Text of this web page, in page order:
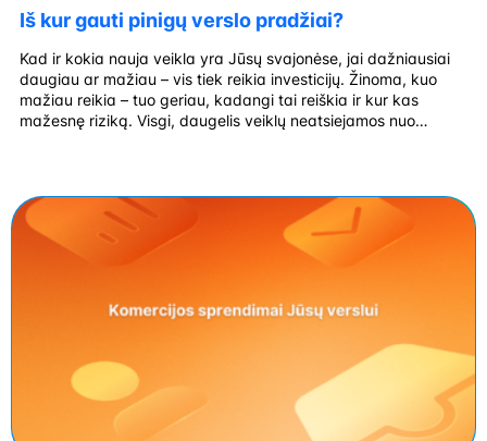
Iš kur gauti pinigų verslo pradžiai?
Kad ir kokia nauja veikla yra Jūsų svajonėse, jai dažniausiai
daugiau ar mažiau – vis tiek reikia investicijų. Žinoma, kuo
mažiau reikia – tuo geriau, kadangi tai reiškia ir kur kas
mažesnę riziką. Visgi, daugelis veiklų neatsiejamos nuo